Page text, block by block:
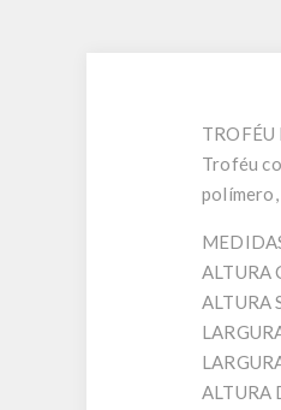
Troféu
ALTURA
ALTURA
ALTURA